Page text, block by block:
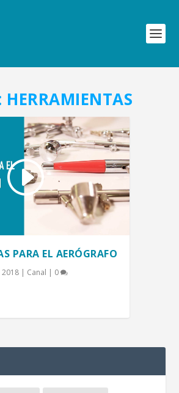
HERRAMIENTAS
PARA EL AERÓGRAFO
2018 | Canal | 0